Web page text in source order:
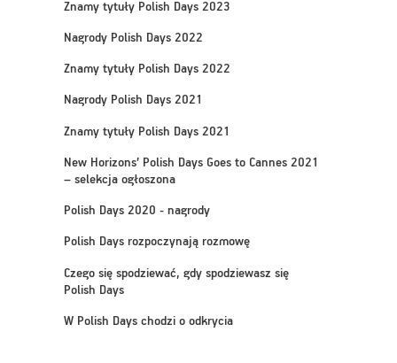
Znamy tytuły Polish Days 2023
Nagrody Polish Days 2022
Znamy tytuły Polish Days 2022
Nagrody Polish Days 2021
Znamy tytuły Polish Days 2021
New Horizons’ Polish Days Goes to Cannes 2021
– selekcja ogłoszona
Polish Days 2020 - nagrody
Polish Days rozpoczynają rozmowę
Czego się spodziewać, gdy spodziewasz się
Polish Days
W Polish Days chodzi o odkrycia